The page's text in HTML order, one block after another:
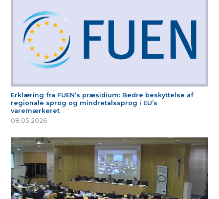
Erklæring fra FUEN’s præsidium: Bedre beskyttelse af
regionale sprog og mindretalssprog i EU’s
varemærkeret
08.05.2026